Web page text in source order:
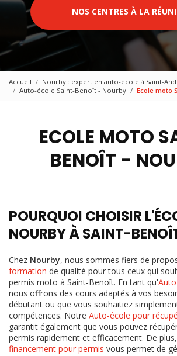
NOS CENTRES À LA
Accueil
Nourby : expert en auto-école à Saint-
Auto-école Saint-Benoît - Nourby
Ecole moto
ECOLE MOTO
BENOÎT -
POURQUOI CHOISIR
NOURBY À SAINT-
Chez Nourby, nous sommes fiers de
formation de qualité pour tous ceux qui
permis moto à Saint-Benoît. En tant qu'
nous offrons des cours adaptés à vos
débutant ou que vous souhaitiez
compétences. Notre Auto-école pour
garantit également que vous pouvez
permis rapidement et efficacement. De
financement pour permis vous permet de